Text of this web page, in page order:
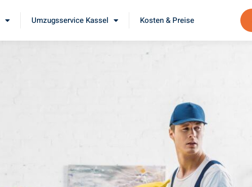
Umzugsservice Kassel Kosten & Preise